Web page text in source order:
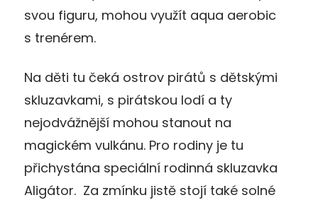
svou figuru, mohou využít aqua aerobic
s trenérem.
Na děti tu čeká ostrov pirátů s dětskými
skluzavkami, s pirátskou lodí a ty
nejodvážnější mohou stanout na
magickém vulkánu. Pro rodiny je tu
přichystána speciální rodinná skluzavka
Aligátor. Za zmínku jistě stojí také solné